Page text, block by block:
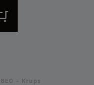
- Krups